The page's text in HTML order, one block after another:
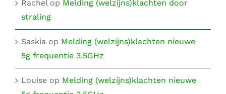
Rachelop Melding (welzijns)klachten door
straling
Saskia op Melding (welzijns)klachten nieuwe
5g frequentie 3.5GHz
Louise op Melding (welzijns)klachten nieuwe